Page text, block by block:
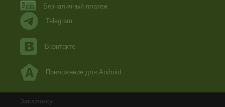
Безналичный платеж
Telegram
Вконтакте
Приложение для Android
Заказчику